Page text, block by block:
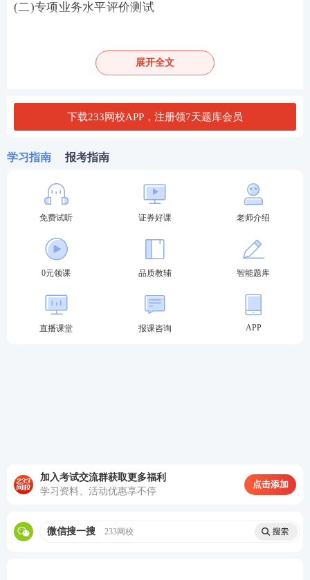
(二)专项业务水平评价测试
或符合《证券公司董事、监事、高级管理人员及从业
人员管理规则》第十条规定的相关人员,可报名参加专
项业务水平评价测试。
按照《监督管理办法》第八条、第五十六条规定以及
证券评级等相关监管规定参加测试的人员，或通过一
员，可报名参加高级管理人员水平评价测试。
天津证券从业水平测试报考流程：
第一步：登录中国证券业协会-从业人员-水平评价测
试平台-水平评价测试报名-选择对应报名入口进入。
2024年证券考试报名入口
展开全文
下载233网校APP，注册领7天题库会员
学习指南 报考指南
免费试听 证券好课 老师介绍
0元领课 品质教辅 智能题库
直播课堂 报课咨询 APP
加入考试交流群获取更多福利
学习资料、活动优惠享不停
点击添加
微信搜一搜 233网校